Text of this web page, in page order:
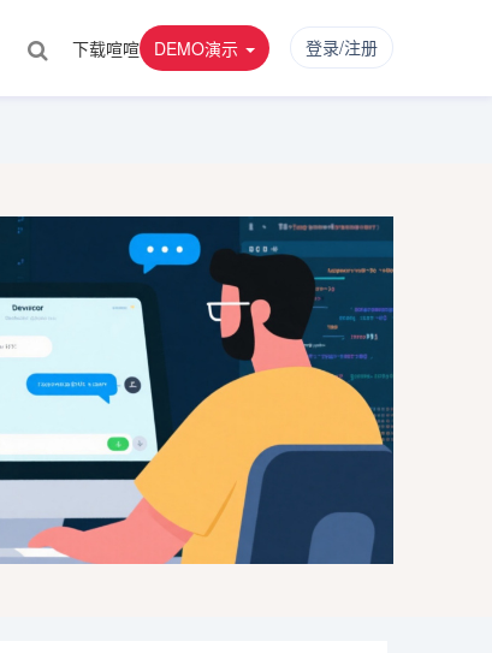
下载喧喧 DEMO演示 登录/注册